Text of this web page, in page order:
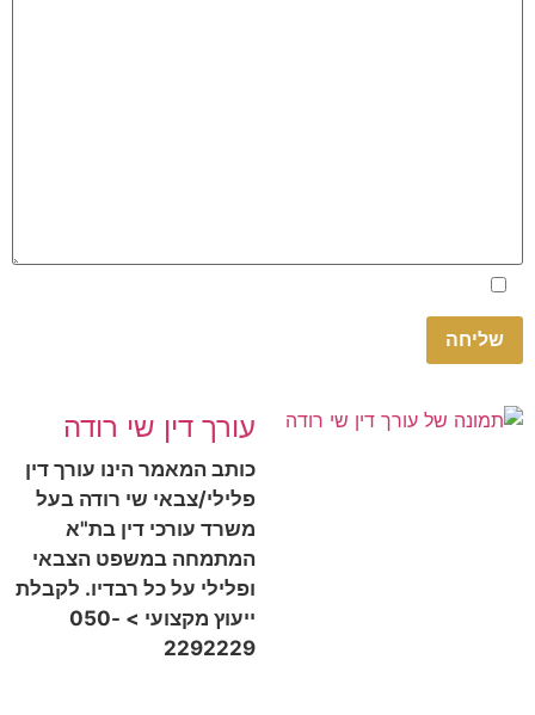
Please
leave
this
field
empty.
עורך דין שי רודה
כותב המאמר הינו עורך דין
פלילי/צבאי שי רודה בעל
משרד עורכי דין בת"א
המתמחה במשפט הצבאי
ופלילי על כל רבדיו. לקבלת
ייעוץ מקצועי > 050-
2292229